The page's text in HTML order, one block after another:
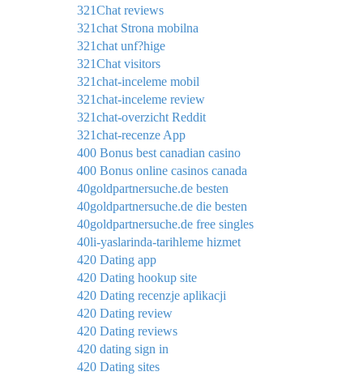
321Chat reviews
321chat Strona mobilna
321chat unf?hige
321Chat visitors
321chat-inceleme mobil
321chat-inceleme review
321chat-overzicht Reddit
321chat-recenze App
400 Bonus best canadian casino
400 Bonus online casinos canada
40goldpartnersuche.de besten
40goldpartnersuche.de die besten
40goldpartnersuche.de free singles
40li-yaslarinda-tarihleme hizmet
420 Dating app
420 Dating hookup site
420 Dating recenzje aplikacji
420 Dating review
420 Dating reviews
420 dating sign in
420 Dating sites